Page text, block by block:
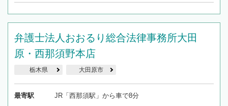
弁護士法人おおるり総合法律事務所大田
原・西那須野本店
栃木県 大田原市
最寄駅 JR「西那須駅」から車で8分